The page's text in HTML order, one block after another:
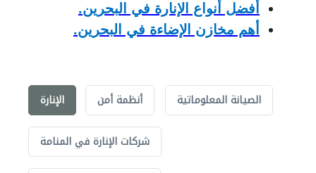
أفضل أنواع الإنارة في البحرين.
أهم مخازن الإضاءة في البحرين.
الإنارة أنظمة أمن الصيانة المعلوماتية
شركات الإنارة في المنامة